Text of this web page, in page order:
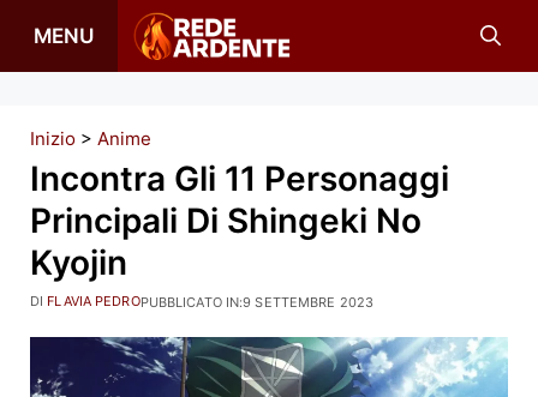
MENU
Inizio > Anime
Incontra Gli 11 Personaggi
Principali Di Shingeki No
Kyojin
PUBBLICATO IN:9 SETTEMBRE 2023
DI FLAVIA PEDRO